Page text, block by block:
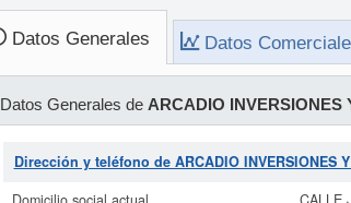
Datos Generales Datos
Datos Generales de ARCADIO INVERSIONES
Dirección y teléfono de ARCADIO INVERSIONES